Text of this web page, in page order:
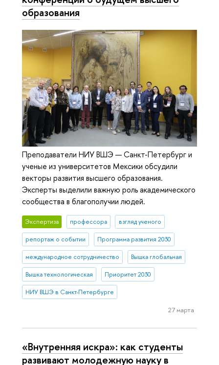
образования
Преподаватели НИУ ВШЭ — Санкт-Петербург и
ученые из университетов Мексики обсудили
векторы развития высшего образования.
Эксперты выделили важную роль академического
сообщества в благополучии людей.
Экспертиза профессора взгляд ученого
репортаж о событии Программа развития 2030
международное сотрудничество Вышка глобальная
Вышка технологическая Приоритет 2030
НИУ ВШЭ в Санкт-Петербурге
27 марта
«Внутренняя искра»: как студенты
развивают молодежную науку в